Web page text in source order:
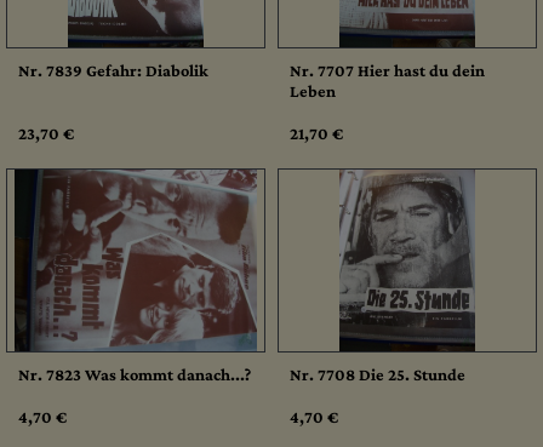
Nr. 7839 Gefahr: Diabolik
23,70 €
Nr. 7707 Hier hast du dein
Leben
21,70 €
Nr. 7823 Was kommt danach...?
4,70 €
Nr. 7708 Die 25. Stunde
4,70 €